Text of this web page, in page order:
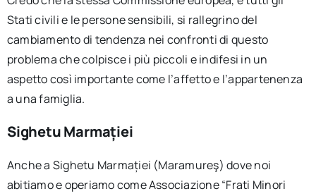
Stati civili e le persone sensibili, si rallegrino del
cambiamento di tendenza nei confronti di questo
problema che colpisce i più piccoli e indifesi in un
aspetto così importante come l’affetto e l’appartenenza
a una famiglia.
Sighetu Marmației
Anche a Sighetu Marmației (Maramureş) dove noi
abitiamo e operiamo come Associazione “Frati Minori